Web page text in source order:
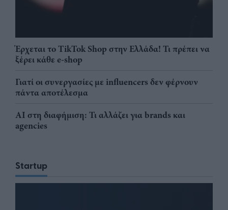
Έρχεται το TikTok Shop στην Ελλάδα! Τι πρέπει να
ξέρει κάθε e-shop
Γιατί οι συνεργασίες με influencers δεν φέρνουν
πάντα αποτέλεσμα
AI στη διαφήμιση: Τι αλλάζει για brands και
agencies
Startup